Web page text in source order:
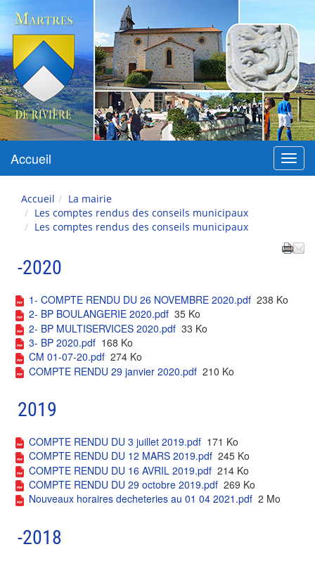
Martres-de-Rivière Menu
Accueil
Accueil
La mairie
Les comptes rendus des conseils municipaux
Les comptes rendus des conseils municipaux
-2020
1- COMPTE RENDU DU 26 NOVEMBRE 2020.pdf 238 Ko
2- BP BOULANGERIE 2020.pdf 35 Ko
2- BP MULTISERVICES 2020.pdf 33 Ko
3- BP 2020.pdf 168 Ko
CM 01-07-20.pdf 274 Ko
COMPTE RENDU 29 janvier 2020.pdf 210 Ko
2019
COMPTE RENDU DU 3 juillet 2019.pdf 171 Ko
COMPTE RENDU DU 12 MARS 2019.pdf 245 Ko
COMPTE RENDU DU 16 AVRIL 2019.pdf 214 Ko
COMPTE RENDU DU 29 octobre 2019.pdf 269 Ko
Nouveaux horaires decheteries au 01 04 2021.pdf 2 Mo
-2018